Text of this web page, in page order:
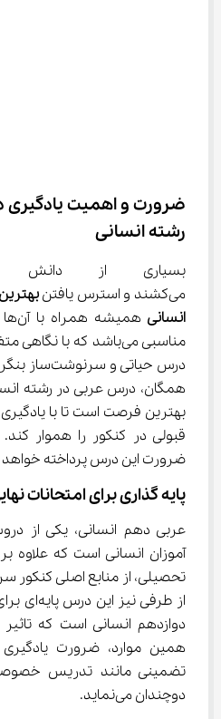
ضرورت و اهمیت
رشته انسانی
بسیاری از
می‌کشند و استرس یافتن
انسانی
درس حیاتی و
همگان، درس عربی در رشته
بهترین فرصت است تا با
قبولی در کنکور را هموار
ضرورت این درس پرداخته
پایه گذاری برای امتحانات
عربی دهم انسانی، یکی از
آموزان انسانی است که علاوه
دوازدهم انسانی است که
همین موارد، ضرورت
تضمینی مانند تدریس
دوچندان می‌نماید.